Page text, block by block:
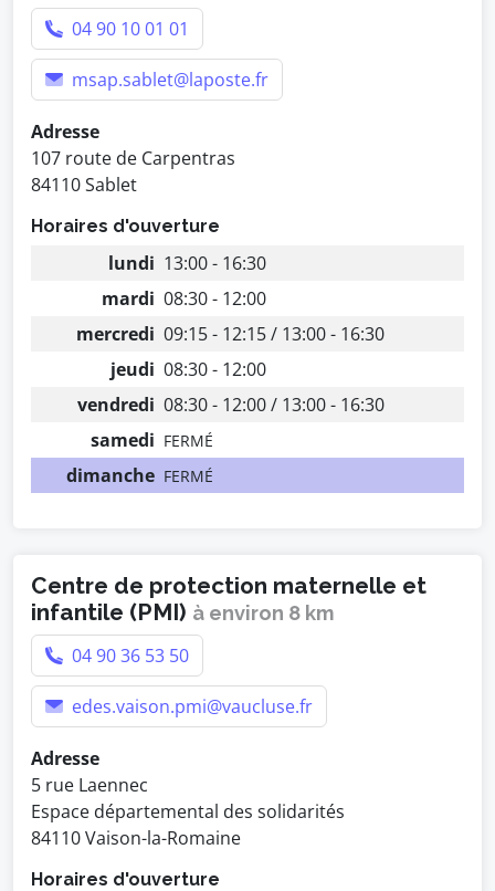
04 90 10 01 01
msap.sablet@laposte.fr
Adresse
107 route de Carpentras
84110 Sablet
Horaires d'ouverture
lundi 13:00 - 16:30
mardi 08:30 - 12:00
mercredi 09:15 - 12:15 / 13:00 - 16:30
jeudi 08:30 - 12:00
vendredi 08:30 - 12:00 / 13:00 - 16:30
samedi FERMÉ
dimanche FERMÉ
Centre de protection maternelle et
infantile (PMI) à environ 8 km
04 90 36 53 50
edes.vaison.pmi@vaucluse.fr
Adresse
5 rue Laennec
Espace départemental des solidarités
84110 Vaison-la-Romaine
Horaires d'ouverture